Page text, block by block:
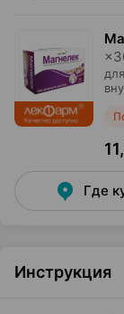
×
Где
Инструкция